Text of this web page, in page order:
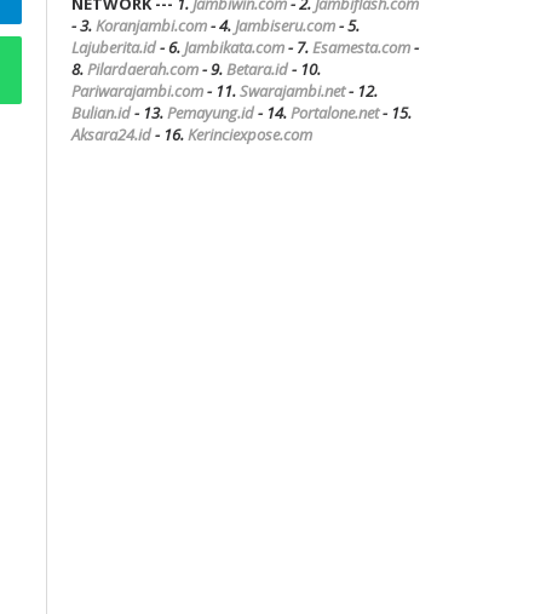
- 3.Koranjambi.com- 4.Jambiseru.com- 5.
Lajuberita.id- 6.Jambikata.com- 7.Esamesta.com-
8.Pilardaerah.com- 9.Betara.id- 10.
Pariwarajambi.com- 11.Swarajambi.net- 12.
Bulian.id- 13.Pemayung.id- 14.Portalone.net- 15.
Aksara24.id- 16.Kerinciexpose.com